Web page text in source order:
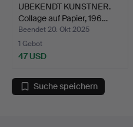
UBEKENDT KUNSTNER.
Collage auf Papier, 196…
Beendet 20. Okt 2025
1 Gebot
47 USD
Suche speichern